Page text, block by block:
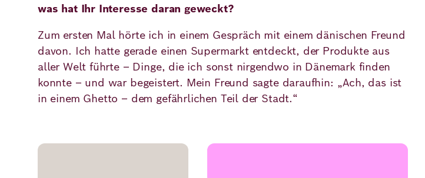
was hat Ihr Interesse daran geweckt?
Zum ersten Mal hörte ich in einem Gespräch mit einem dänischen Freund
davon. Ich hatte gerade einen Supermarkt entdeckt, der Produkte aus
aller Welt führte – Dinge, die ich sonst nirgendwo in Dänemark finden
konnte – und war begeistert. Mein Freund sagte daraufhin: „Ach, das ist
in einem Ghetto – dem gefährlichen Teil der Stadt.“